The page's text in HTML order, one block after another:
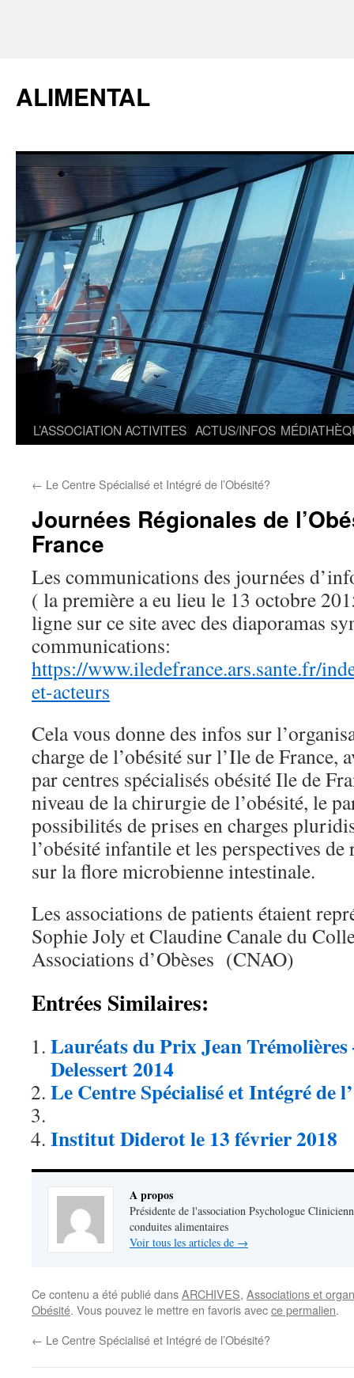
ALIMENTAL
L’ASSOCIATION ACTIVITES ACTUS/INFOS
← Le Centre Spécialisé et Intégré de l’Obésité?
Journées Régionales de
France
Les communications des journées
( la première a eu lieu le 13 octobre
ligne sur ce site avec des diaporamas
communications:
https://www.iledefrance.ars.sante.fr/
et-acteurs
Cela vous donne des infos sur
charge de l’obésité sur l’Ile de France,
par centres spécialisés obésité Ile de
niveau de la chirurgie de l’obésité, le
possibilités de prises en charges
l’obésité infantile et les perspectives
sur la flore microbienne intestinale.
Les associations de patients étaient
Sophie Joly et Claudine Canale du
Associations d’Obèses (CNAO)
Entrées Similaires:
Lauréats du Prix Jean
Delessert 2014
Le Centre Spécialisé et Intégré de
Institut Diderot le 13 février 2018
A propos
Présidente de l'association Psychologue
conduites alimentaires
Voir tous les articles de →
Ce contenu a été publié dansARCHIVES, Associations et
Obésité. Vous pouvez le mettre en favoris avecce permalien.
← Le Centre Spécialisé et Intégré de l’Obésité?